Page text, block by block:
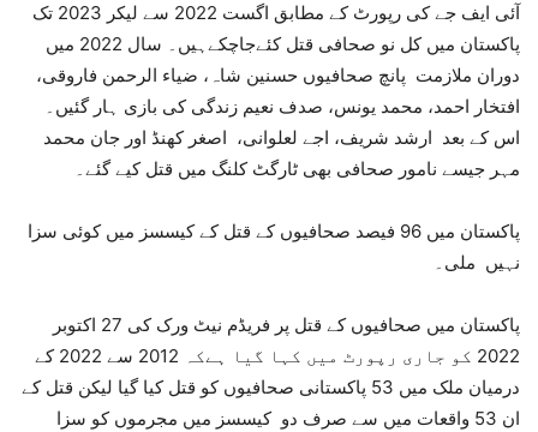
آئی ایف جے کی رپورٹ کے مطابق اگست 2022 سے لیکر 2023 تک
پاکستان میں کل نو صحافی قتل کئےجاچکےہیں۔ سال 2022 میں
دوران ملازمت پانچ صحافیوں حسنین شاہ، ضیاء الرحمن فاروقی،
افتخار احمد، محمد یونس، صدف نعیم زندگی کی بازی ہار گئیں۔
اس کے بعد ارشد شریف، اجے لعلوانی، اصغر کھنڈ اور جان محمد
مہر جیسے نامور صحافی بھی ٹارگٹ کلنگ میں قتل کیے گئے۔
پاکستان میں 96 فیصد صحافیوں کے قتل کے کیسسز میں کوئی سزا
نہیں ملی۔
پاکستان میں صحافیوں کے قتل پر فریڈم نیٹ ورک کی 27 اکتوبر
2022 کو جاری رپورٹ میں کہا گیا ہےکہ 2012 سے 2022 کے
درمیان ملک میں 53 پاکستانی صحافیوں کو قتل کیا گیا لیکن قتل کے
ان 53 واقعات میں سے صرف دو کیسسز میں مجرموں کو سزا